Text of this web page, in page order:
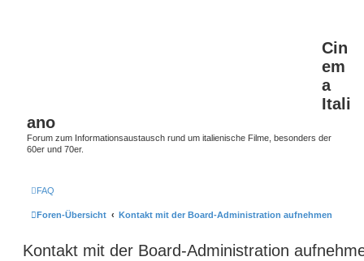
Cin
em
a
Itali
ano
Forum zum Informationsaustausch rund um italienische Filme, besonders der
60er und 70er.
FAQ
Foren-Übersicht Kontakt mit der Board-Administration aufnehmen
Kontakt mit der Board-Administration